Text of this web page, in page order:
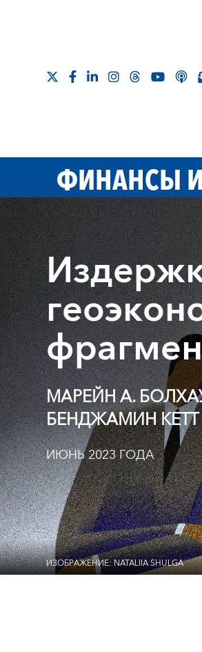
ФИНАНСЫ
МАРЕЙН А.
БЕНДЖАМИН КЕТТ
ИЮНЬ 2023 ГОДА
ИЗОБРАЖЕНИЕ: NATALIIA SHULGA